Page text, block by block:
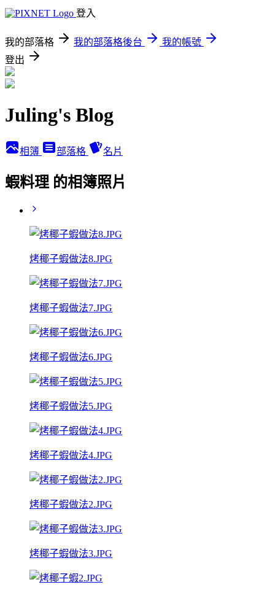
登入
我的部落格 我的部落格後台
我的帳號
登出
Juling's Blog
相簿 部落格 名片
蝦料理 的相簿照片
烤椰子蝦做法8.JPG
烤椰子蝦做法7.JPG
烤椰子蝦做法6.JPG
烤椰子蝦做法5.JPG
烤椰子蝦做法4.JPG
烤椰子蝦做法2.JPG
烤椰子蝦做法3.JPG